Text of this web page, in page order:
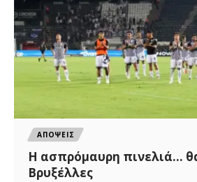
ΑΠΟΨΕΙΣ
Η ασπρόμαυρη πινελιά…
Βρυξέλλες